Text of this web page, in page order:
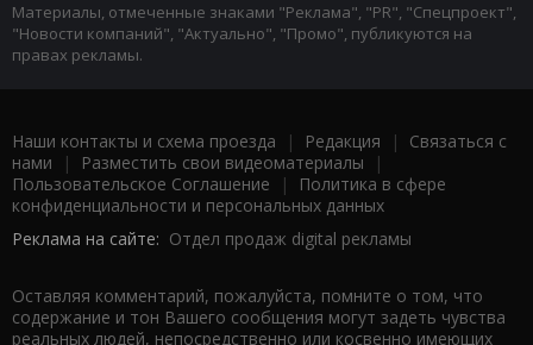
Материалы, отмеченные знаками "Реклама", "PR", "Спецпроект",
"Новости компаний", "Актуально", "Промо", публикуются на
правах рекламы.
Наши контакты и схема проезда | Редакция | Связаться с
нами | Разместить свои видеоматериалы |
Пользовательское Соглашение |
Политика в сфере
конфиденциальности и персональных данных
Реклама на сайте: Отдел продаж digital рекламы
Оставляя комментарий, пожалуйста, помните о том, что
содержание и тон Вашего сообщения могут задеть чувства
реальных людей, непосредственно или косвенно имеющих